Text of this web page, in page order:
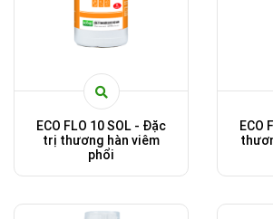
ECO FLO 10 SOL - Đặc
trị thương hàn viêm
phổi
ECO